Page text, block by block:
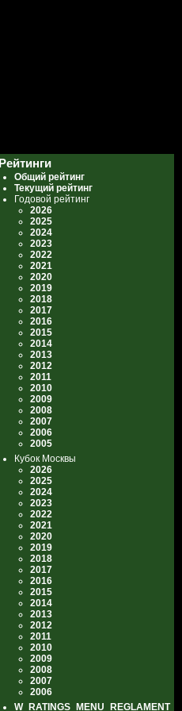
Рейтинги
Общий рейтинг
Текущий рейтинг
Годовой рейтинг
2026
2025
2024
2023
2022
2021
2020
2019
2018
2017
2016
2015
2014
2013
2012
2011
2010
2009
2008
2007
2006
2005
Кубок Москвы
2026
2025
2024
2023
2022
2021
2020
2019
2018
2017
2016
2015
2014
2013
2012
2011
2010
2009
2008
2007
2006
W_RATINGS_MENU_REGLAMENT